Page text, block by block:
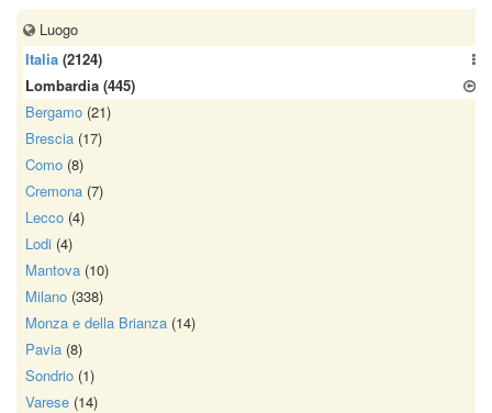
Luogo
Italia (2124)
Lombardia (445)
Bergamo (21)
Brescia (17)
Como (8)
Cremona (7)
Lecco (4)
Lodi (4)
Mantova (10)
Milano (338)
Monza e della Brianza (14)
Pavia (8)
Sondrio (1)
Varese (14)